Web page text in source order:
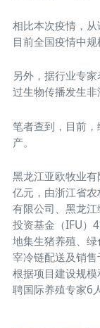
相比本次疫情，
目前全国疫情中规
另外，据行业专
过生物传播发生非
笔者查到，目前
产。
黑龙江亚欧牧业
亿元，由浙江省
有限公司、黑龙
投资基金（IFU）
地集生猪养殖、
宰冷链配送及销售
根据项目建设规
聘国际养殖专家6人